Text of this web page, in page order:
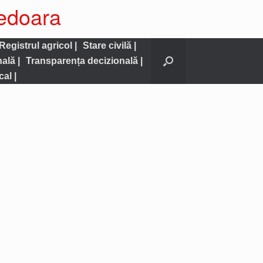
Registrul agricol |
Stare civilă |
|
Transparența decizională |
|